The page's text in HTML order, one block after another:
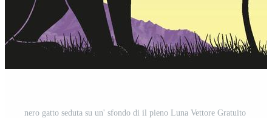
nero gatto seduta su un' sfondo di il pieno Luna Vettore Gratuito